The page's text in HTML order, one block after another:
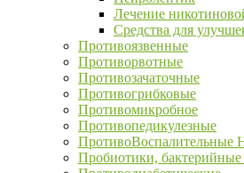
Лечение
Средства для
Противоязвенные
Противорвотные
Противозачаточные
Противогрибковые
Противомикробное
Противопедикулезные
Пробиотики, бактерийные